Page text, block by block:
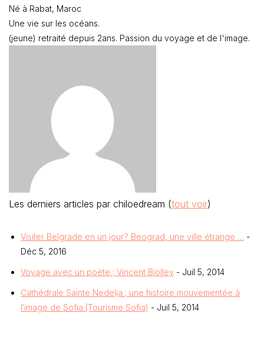
Né à Rabat, Maroc
Une vie sur les océans.
(jeune) retraité depuis 2ans. Passion du voyage et de l'image.
Les derniers articles par chiloedream (tout voir)
Visiter Belgrade en un jour? Beograd, une ville étrange … -
Déc 5, 2016
Voyage avec un poète ; Vincent Biolley - Juil 5, 2014
Cathédrale Sainte Nedelja ; une histoire mouvementée à
l’image de Sofia (Tourisme Sofia) - Juil 5, 2014